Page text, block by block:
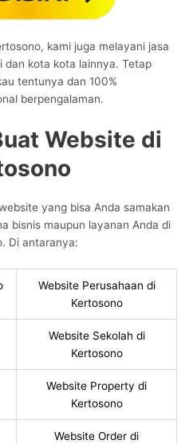
kami juga melayani jasa
dan kota kota lainnya. Tetap
tentunya dan 100%
berpengalaman.
Website di
yang bisa Anda samakan
bisnis maupun layanan Anda di
Di antaranya:
Website Perusahaan di
Kertosono
Website Sekolah di
Kertosono
Website Property di
Kertosono
Website Order di